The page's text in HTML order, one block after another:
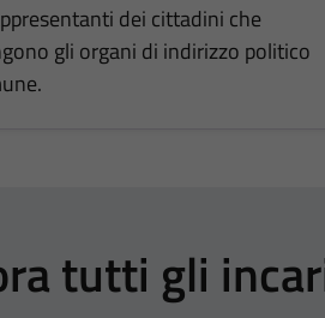
dei cittadini che
gli organi di indirizzo politico
tutti gli